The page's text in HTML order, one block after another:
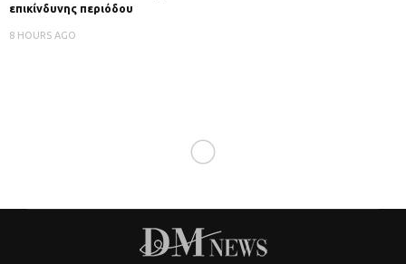
επικίνδυνης περιόδου
8 HOURS AGO